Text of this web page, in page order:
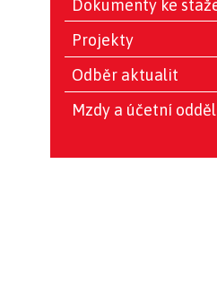
Dokumenty ke
Projekty
Odběr aktualit
Mzdy a účetní